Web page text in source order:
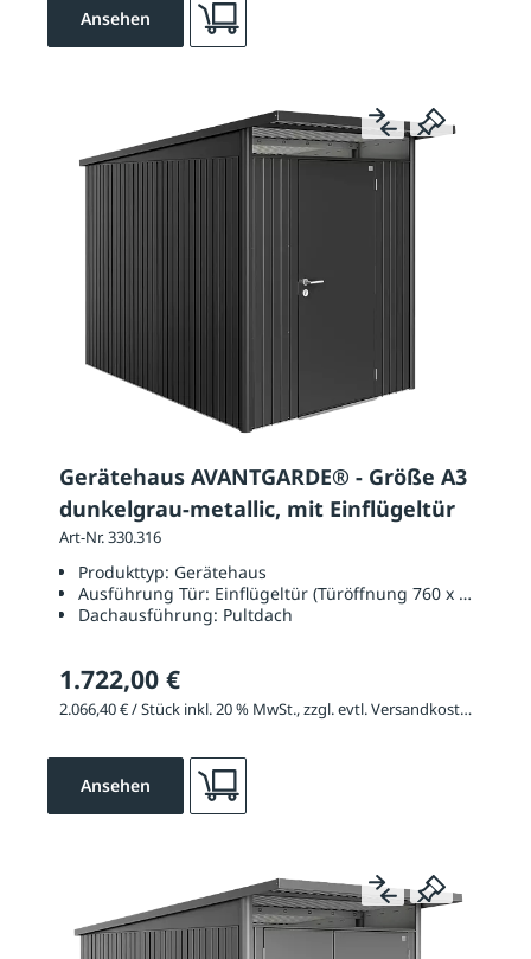
Ansehen
Gerätehaus AVANTGARDE® - Größe A3
dunkelgrau-metallic, mit Einflügeltür
Art-Nr. 330.316
Produkttyp: Gerätehaus
Ausführung Tür: Einflügeltür (Türöffnung 760 x 1820
Dachausführung: Pultdach
1.722,00 €
2.066,40 € / Stück inkl. 20 % MwSt., zzgl. evtl. Versandkosten
Ansehen